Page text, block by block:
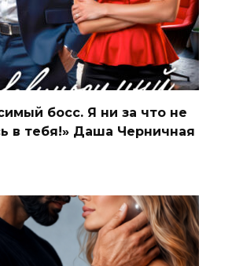
босс. Я ни за что не
в тебя!» Даша Черничная